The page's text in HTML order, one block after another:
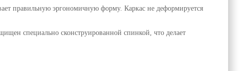
правильную эргономичную форму. Каркас не деформируется
специально сконструированной спинкой, что делает